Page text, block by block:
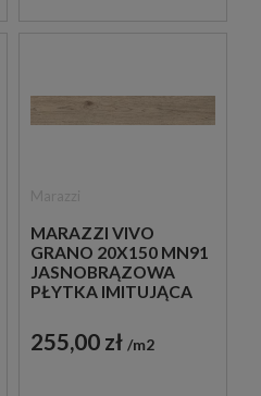
MARAZZI VIVO
GRANO 20X150 MN91
JASNOBRĄZOWA
PŁYTKA IMITUJĄCA
255,00 zł m2